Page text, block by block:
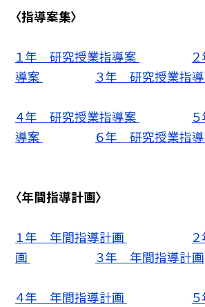
〈指導案集〉
１年 研究授業指導案
導案
３年 研究授業指
４年 研究授業指導案
導案
６年 研究授業指
〈年間指導計画〉
１年 年間指導計画
画
３年 年間指導計画
４年 年間指導計画